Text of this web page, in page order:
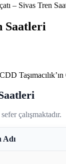
– Sivas Tren
Saatleri
çalışmaktadır.
Adı